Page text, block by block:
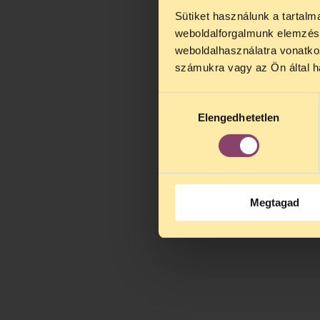
Sütiket használunk a
weboldalforgalmunk
weboldalhasználatra
számukra vagy az Ön által
kiválasztásaElengedhetetlen
Megtagad
Kedves
augusztus
kedden, 13
alatt is elér